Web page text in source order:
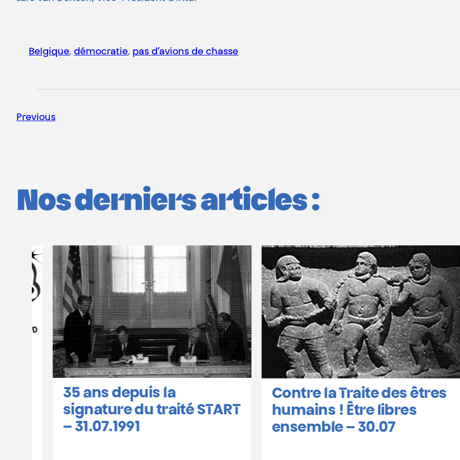
Belgique, démocratie, pas d’avions de chasse
Previous
Nos derniers articles :
35 ans depuis la
signature du traité START
– 31.07.1991
Contre la Traite des êtres
humains ! Être libres
ensemble – 30.07